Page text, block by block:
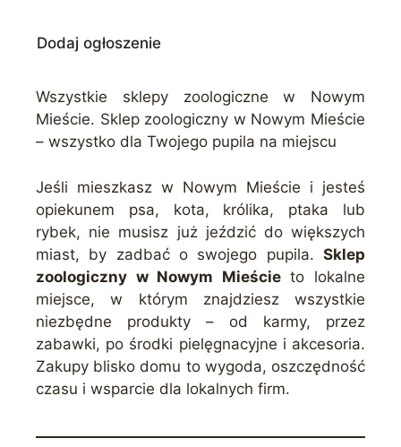
Dodaj ogłoszenie
Wszystkie sklepy zoologiczne w Nowym
Mieście. Sklep zoologiczny w Nowym Mieście
– wszystko dla Twojego pupila na miejscu
Jeśli mieszkasz w Nowym Mieście i jesteś
opiekunem psa, kota, królika, ptaka lub
rybek, nie musisz już jeździć do większych
miast, by zadbać o swojego pupila. Sklep
zoologiczny w Nowym Mieścieto lokalne
miejsce, w którym znajdziesz wszystkie
niezbędne produkty – od karmy, przez
zabawki, po środki pielęgnacyjne i akcesoria.
Zakupy blisko domu to wygoda, oszczędność
czasu i wsparcie dla lokalnych firm.